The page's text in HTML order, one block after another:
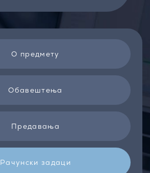
О предмету
Обавештења
Предавања
Рачунски задаци